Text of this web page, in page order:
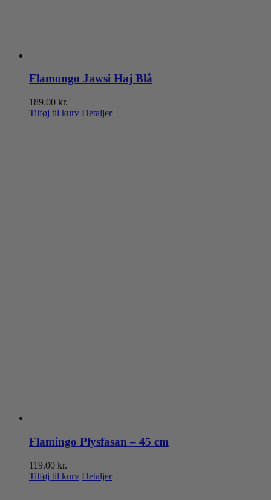
Flamongo Jawsi Haj Blå
189.00 kr.
Tilføj til kurv Detaljer
Flamingo Plysfasan – 45 cm
119.00 kr.
Tilføj til kurv Detaljer